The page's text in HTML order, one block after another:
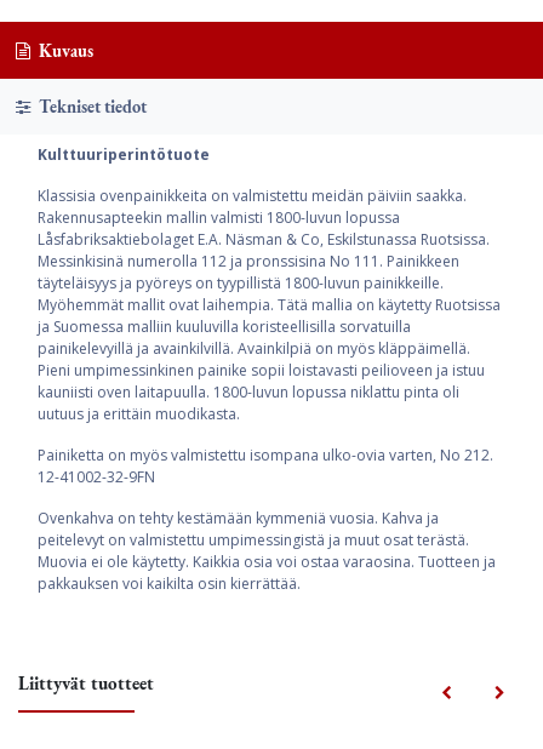
Kuvaus
Tekniset tiedot
Kulttuuriperintötuote
Klassisia ovenpainikkeita on valmistettu meidän päiviin saakka.
Rakennusapteekin mallin valmisti 1800-luvun lopussa
Låsfabriksaktiebolaget E.A. Näsman & Co, Eskilstunassa Ruotsissa.
Messinkisinä numerolla 112 ja pronssisina No 111. Painikkeen
täyteläisyys ja pyöreys on tyypillistä 1800-luvun painikkeille.
Myöhemmät mallit ovat laihempia. Tätä mallia on käytetty Ruotsissa
ja Suomessa malliin kuuluvilla koristeellisilla sorvatuilla
painikelevyillä ja avainkilvillä. Avainkilpiä on myös kläppäimellä.
Pieni umpimessinkinen painike sopii loistavasti peilioveen ja istuu
kauniisti oven laitapuulla. 1800-luvun lopussa niklattu pinta oli
uutuus ja erittäin muodikasta.
Painiketta on myös valmistettu isompana ulko-ovia varten, No 212.
12-41002-32-9FN
Ovenkahva on tehty kestämään kymmeniä vuosia. Kahva ja
peitelevyt on valmistettu umpimessingistä ja muut osat terästä.
Muovia ei ole käytetty. Kaikkia osia voi ostaa varaosina. Tuotteen ja
pakkauksen voi kaikilta osin kierrättää.
Liittyvät tuotteet